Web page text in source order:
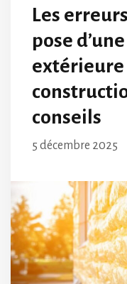
Les
pose
extérieure
conseils
5 décembre 2025